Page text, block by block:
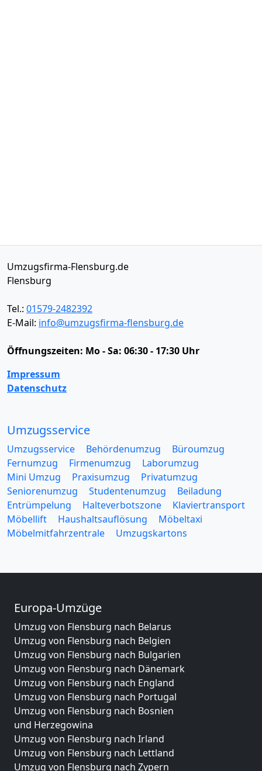
Umzugsfirma-Flensburg.de
Flensburg
Tel.: 01579-2482392
E-Mail: info@umzugsfirma-flensburg.de
Öffnungszeiten: Mo - Sa: 06:30 - 17:30 Uhr
Impressum
Datenschutz
Umzugsservice
Umzugsservice Behördenumzug
Büroumzug
Fernumzug
Firmenumzug
Laborumzug
Mini Umzug
Praxisumzug
Privatumzug
Seniorenumzug
Studentenumzug
Beiladung
Entrümpelung
Halteverbotszone
Klaviertransport
Möbellift
Haushaltsauflösung
Möbeltaxi
Möbelmitfahrzentrale
Umzugskartons
Europa-Umzüge
Umzug von Flensburg nach Belarus
Umzug von Flensburg nach Belgien
Umzug von Flensburg nach Bulgarien
Umzug von Flensburg nach Dänemark
Umzug von Flensburg nach England
Umzug von Flensburg nach Portugal
Umzug von Flensburg nach Bosnien
und Herzegowina
Umzug von Flensburg nach Irland
Umzug von Flensburg nach Lettland
Umzug von Flensburg nach Zypern